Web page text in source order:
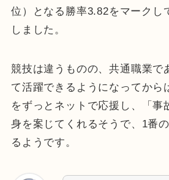
位）となる勝率3.82をマークし
しました。
競技は違うものの、共通職業で
て活躍できるようになってから
をずっとネットで応援し、「事
身を案じてくれるそうで、1番
るようです。